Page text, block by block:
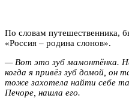
По словам путешественника,
«Россия – родина слонов».
— Вот это зуб мамонтёнка.
когда я привёз зуб домой, он
тоже захотела найти себе
Печоре, нашла его.